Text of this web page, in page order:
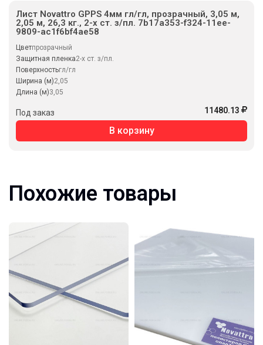
Лист Novattro GPPS 4мм гл/гл, прозрачный, 3,05 м,
2,05 м, 26,3 кг., 2-х ст. з/пл. 7b17a353-f324-11ee-
9809-ac1f6bf4ae58
Цветпрозрачный
Защитная пленка2-х ст. з/пл.
Поверхностьгл/гл
Ширина (м)2,05
Длина (м)3,05
Под заказ 11480.13
В корзину
Похожие товары